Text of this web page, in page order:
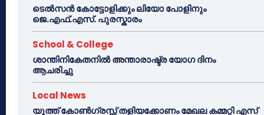
ടെൽസൻ കോട്ടോളിക്കും ലിയോ പോളിനും
ജെ.എഫ്.എസ്. പുരസ്കാരം
School & College
ശാന്തിനികേതനിൽ അന്താരാഷ്ട്ര യോഗ ദിനം
ആചരിച്ചു
Local News
യൂത്ത് കോൺഗ്രസ്സ് തളിയക്കോണം മേഖല കമ്മറ്റി എസ്